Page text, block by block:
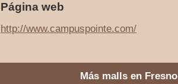
Página web
http://www.campuspointe.com/
Más malls en Fresno